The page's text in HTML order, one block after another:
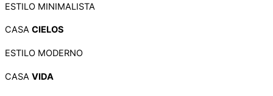
ESTILO MINIMALISTA
CASA CIELOS
ESTILO MODERNO
CASA VIDA